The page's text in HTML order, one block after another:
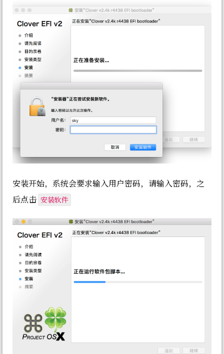
安装开始，系统会要求输入用户密码，请输入密码，之
后点击 安装软件